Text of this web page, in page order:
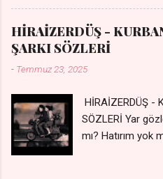
Yaralı adamım. Sensizlik bir
kalbimde Bir sızı durmuyor
dile şevên min Teng e nefes im
geceler Sensiz her sabahım
HİRAİZERDÜŞ -
ŞARKI SÖZLERİ
- Temmuz 23, 2025
HİRAİZERDÜŞ -
SÖZLERİ Yar
mı? Hatırım yok
dünyayı